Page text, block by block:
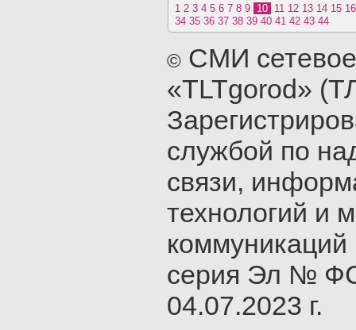
1 2 3 4 5 6 7 8 9 10 11 12 13 14 15 16
34 35 36 37 38 39 40 41 42 43 44
© СМИ
«TLTgorod»
службой по
связи,
технологий и
серия Эл №
04.07.2023 г.